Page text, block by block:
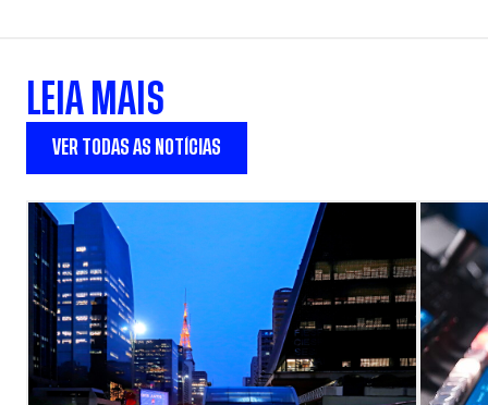
LEIA MAIS
VER TODAS AS NOTÍCIAS